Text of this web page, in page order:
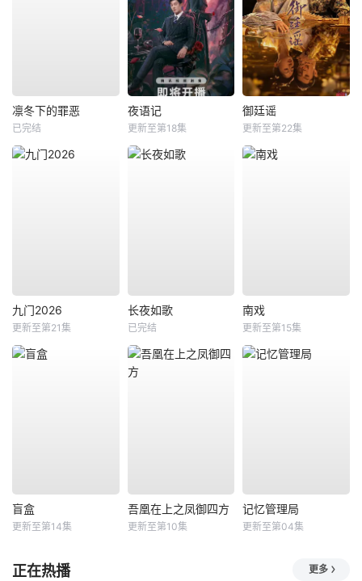
凛冬下的罪恶
已完结
夜语记
更新至第18集
御廷谣
更新至第22集
九门2026
更新至第21集
长夜如歌
已完结
南戏
更新至第15集
盲盒
更新至第14集
吾凰在上之凤御四方
更新至第10集
记忆管理局
更新至第04集
正在热播 更多